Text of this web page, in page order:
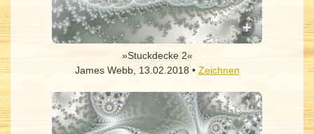
»Stuckdecke 2«
James Webb, 13.02.2018 • Zeichnen